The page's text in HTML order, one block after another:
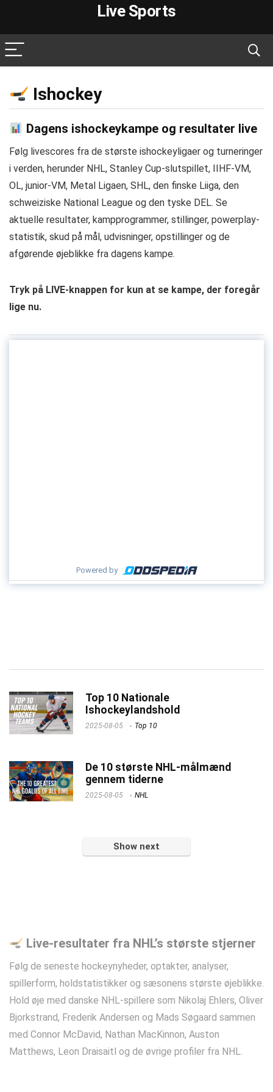
Live Sports
Ishockey
Dagens ishockeykampe og resultater live
Følg livescores fra de største ishockeyligaer og turneringer
i verden, herunder NHL, Stanley Cup-slutspillet, IIHF-VM,
OL, junior-VM, Metal Ligaen, SHL, den finske Liiga, den
schweiziske National League og den tyske DEL. Se
aktuelle resultater, kampprogrammer, stillinger, powerplay-
statistik, skud på mål, udvisninger, opstillinger og de
afgørende øjeblikke fra dagens kampe.
Tryk på LIVE-knappen for kun at se kampe, der foregår
lige nu.
Powered by
Top 10 Nationale
Ishockeylandshold
2025-08-05 Top 10
De 10 største NHL-målmænd
gennem tiderne
2025-08-05 NHL
Show next
Live-resultater fra NHL’s største stjerner
Følg de seneste hockeynyheder, optakter, analyser,
spillerform, holdstatistikker og sæsonens største øjeblikke.
Hold øje med danske NHL-spillere som Nikolaj Ehlers, Oliver
Bjorkstrand, Frederik Andersen og Mads Søgaard sammen
med Connor McDavid, Nathan MacKinnon, Auston
Matthews, Leon Draisaitl og de øvrige profiler fra NHL.